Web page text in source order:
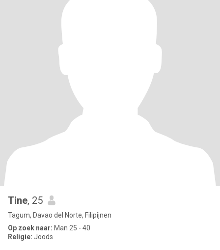
Tine, 25
Tagum, Davao del Norte, Filipijnen
Op zoek naar: Man 25 - 40
Religie: Joods